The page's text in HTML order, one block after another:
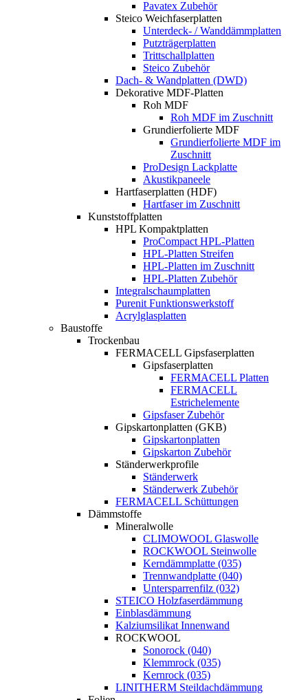
Pavatex Zubehör
Steico Weichfaserplatten
Unterdeck- / Wanddämmplatten
Putzträgerplatten
Trittschallplatten
Steico Zubehör
Dach- & Wandplatten (DWD)
Dekorative MDF-Platten
Roh MDF
Roh MDF im Zuschnitt
Grundierfolierte MDF
Grundierfolierte MDF im
Zuschnitt
ProDesign Lackplatte
Akustikpaneele
Hartfaserplatten (HDF)
Hartfaser im Zuschnitt
Kunststoffplatten
HPL Kompaktplatten
ProCompact HPL-Platten
HPL-Platten Streifen
HPL-Platten im Zuschnitt
HPL-Platten Zubehör
Integralschaumplatten
Purenit Funktionswerkstoff
Acrylglasplatten
Baustoffe
Trockenbau
FERMACELL Gipsfaserplatten
Gipsfaserplatten
FERMACELL Platten
FERMACELL
Estrichelemente
Gipsfaser Zubehör
Gipskartonplatten (GKB)
Gipskartonplatten
Gipskarton Zubehör
Ständerwerkprofile
Ständerwerk
Ständerwerk Zubehör
FERMACELL Schüttungen
Dämmstoffe
Mineralwolle
CLIMOWOOL Glaswolle
ROCKWOOL Steinwolle
Kerndämmplatte (035)
Trennwandplatte (040)
Untersparrenfilz (032)
STEICO Holzfaserdämmung
Einblasdämmung
Kalziumsilikat Innenwand
ROCKWOOL
Sonorock (040)
Klemmrock (035)
Kernrock (035)
LINITHERM Steildachdämmung